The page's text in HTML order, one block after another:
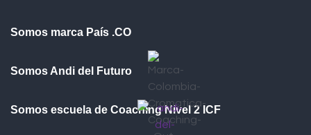
Somos marca País .CO
Somos Andi del Futuro
Somos escuela de Coaching Nivel 2 ICF